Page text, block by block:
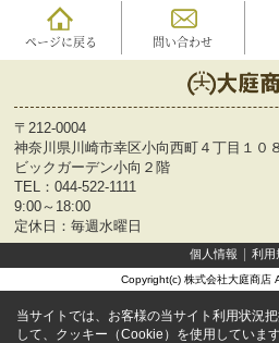
ページに戻る 問い合わせ
〒212-0004
神奈川県川崎市幸区小向西町４丁目１０
ビックガーデン小向２階
TEL： 044-522-1111
9:00～18:00
定休日：毎週水曜日
個人情報 利用
Copyright(c) 株式会社大庭商店
当サイトでは、お客様の当サイト利用状況
して、クッキー（Cookie）を使用しています